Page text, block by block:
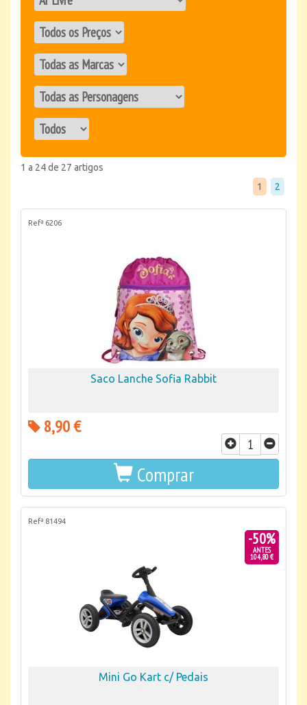
1 a 24 de 27 artigos
1
2
Refª 6206
Saco Lanche Sofia Rabbit
8,90 €
Comprar
Refª 81494
-50%
ANTES
104,80 €
Mini Go Kart c/ Pedais